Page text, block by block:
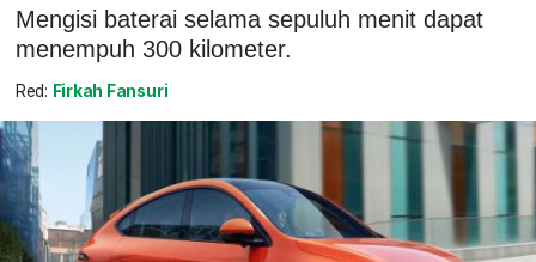
Mengisi baterai selama sepuluh menit dapat
menempuh 300 kilometer.
Red: Firkah Fansuri